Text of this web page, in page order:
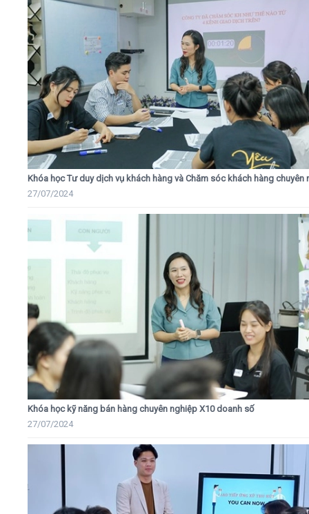
Khóa học Tư duy dịch vụ khách hàng và Chăm sóc khách hàng chuyên
27/07/2024
Khóa học kỹ năng bán hàng chuyên nghiệp X10 doanh số
27/07/2024